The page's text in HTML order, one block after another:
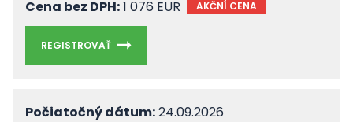
Cena bez DPH:1 076 EUR AKČNÍ CENA
REGISTROVAŤ
Počiatočný dátum:24.09.2026